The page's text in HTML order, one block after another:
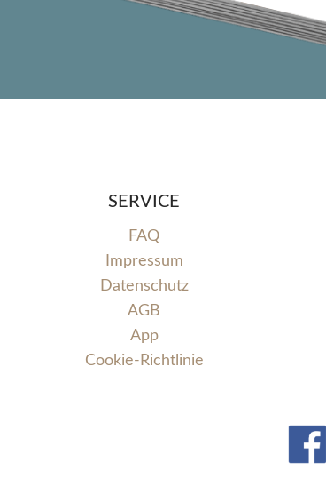
SERVICE
FAQ
Impressum
Datenschutz
AGB
App
Cookie-Richtlinie